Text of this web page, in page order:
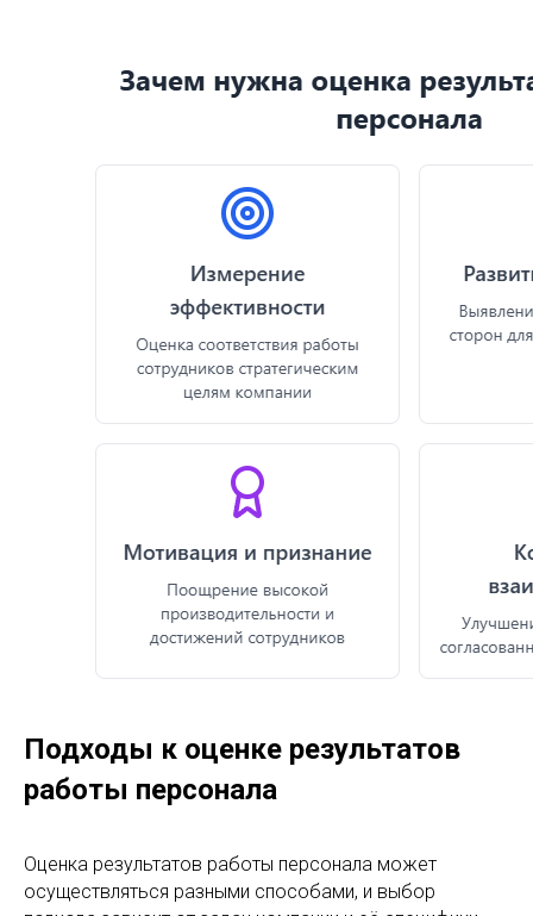
Подходы к оценке результатов
работы персонала
Оценка результатов работы персонала может
осуществляться разными способами, и выбор